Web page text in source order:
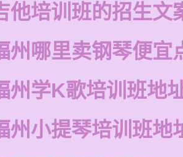
他培训班的招生文
州哪里卖钢琴便宜
州学K歌培训班地
州小提琴培训班地